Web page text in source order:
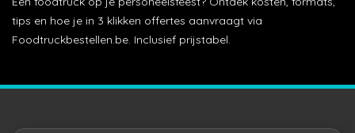
tips en hoe je in 3 klikken offertes aanvraagt via
Foodtruckbestellen.be. Inclusief prijstabel.